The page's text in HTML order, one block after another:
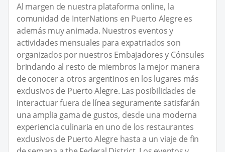
Al margen de nuestra plataforma online, la
comunidad de InterNations en Puerto Alegre es
además muy animada. Nuestros eventos y
actividades mensuales para expatriados son
organizados por nuestros Embajadores y Cónsules
brindando al resto de miembros la mejor manera
de conocer a otros argentinos en los lugares más
exclusivos de Puerto Alegre. Las posibilidades de
interactuar fuera de línea seguramente satisfarán
una amplia gama de gustos, desde una moderna
experiencia culinaria en uno de los restaurantes
exclusivos de Puerto Alegre hasta a un viaje de fin